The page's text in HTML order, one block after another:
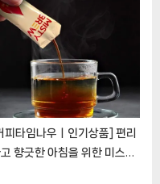
한 커피 경험을 누려보세요
ㅣ추천상
품]
피타임나우ㅣ인기상품] 편리
향긋한 아침을 위한 미스티